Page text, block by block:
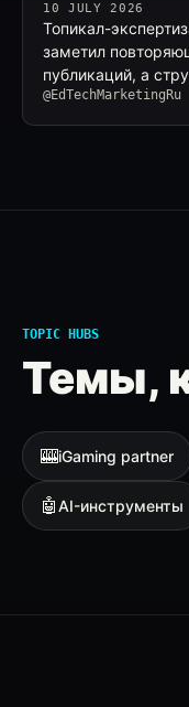
10 JULY 2026
Топикал-
заметил
публикаций, а
@EdTechMarketingRu
TOPIC HUBS
Темы,
🎰iGaming partner
🤖AI-инструменты